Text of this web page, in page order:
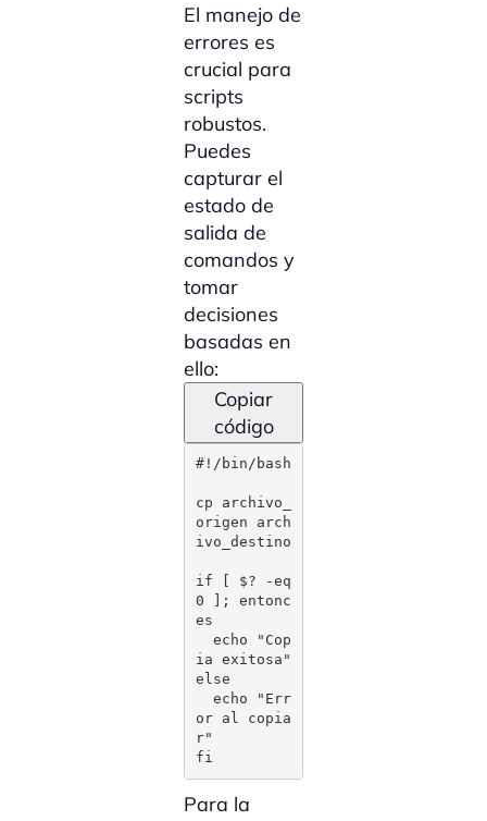
El manejo de
errores es
crucial para
scripts
robustos.
Puedes
capturar el
estado de
salida de
comandos y
tomar
decisiones
basadas en
ello:
Copiar
código
#!/bin/bash
cp archivo_
origen arch
ivo_destino
if [ $? -eq
0 ]; entonc
es
ia exitosa"
else
or al copia
r"
fi
Para la